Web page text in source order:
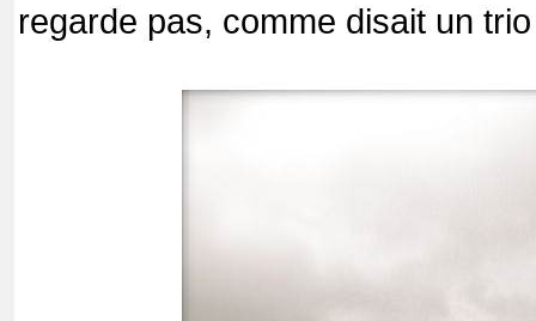
regarde pas, comme disait un